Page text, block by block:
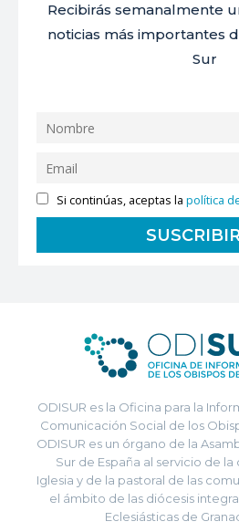
Recibirás semanalmente
noticias más importantes
Sur
Si continúas, aceptas lapolítica
ODISUR es la Oficina para la
Comunicación Social de los
ODISUR es un órgano de la
Sur de España al servicio de
Iglesia y de la pastoral de las
el ámbito de las diócesis
Eclesiásticas de